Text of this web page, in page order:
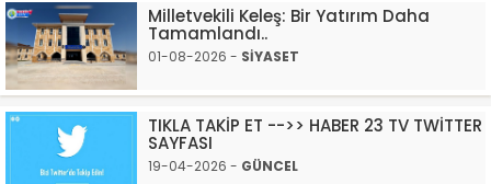
Milletvekili Keleş: Bir Yatırım Daha
Tamamlandı..
01-08-2026 - SİYASET
TIKLA TAKİP ET -->> HABER 23 TV TWİTTER
SAYFASI
19-04-2026 - GÜNCEL